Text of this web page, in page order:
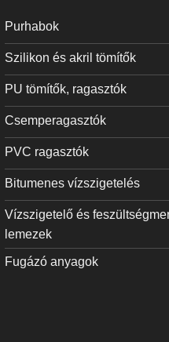
Purhabok
Szilikon és akril tömítők
PU tömítők, ragasztók
Csemperagasztók
PVC ragasztók
Bitumenes vízszigetelés
Vízszigetelő és
lemezek
Fugázó anyagok